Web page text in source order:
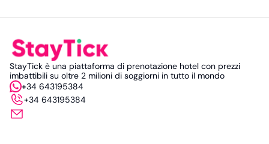
StayTick è una piattaforma di prenotazione hotel con prezzi
imbattibili su oltre 2 milioni di soggiorni in tutto il mondo
+34 643195384
+34 643195384